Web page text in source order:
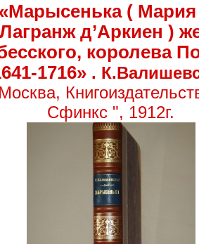
«Марысенька (
Лагранж д’Аркиен )
королева
1716».
Москва,
Сфинкс ", 1912г.